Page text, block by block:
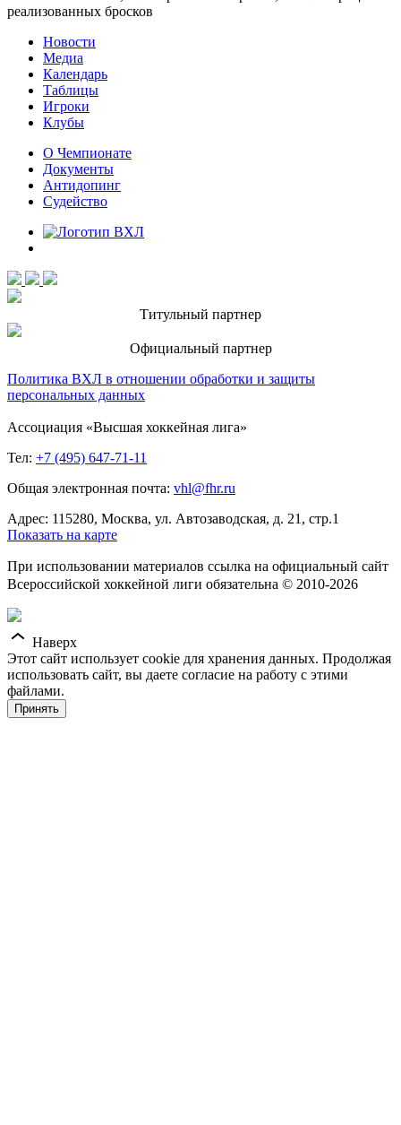
реализованных бросков
Новости
Медиа
Календарь
Таблицы
Игроки
Клубы
О Чемпионате
Документы
Антидопинг
Судейство
Титульный партнер
Официальный партнер
Политика ВХЛ в отношении обработки и защиты
персональных данных
Ассоциация «Высшая хоккейная лига»
Тел: +7 (495) 647-71-11
Общая электронная почта: vhl@fhr.ru
Адрес: 115280, Москва, ул. Автозаводская, д. 21, стр.1
Показать на карте
При использовании материалов ссылка на официальный сайт
Всероссийской хоккейной лиги обязательна © 2010-2026
Наверх
Этот сайт использует cookie для хранения данных. Продолжая
использовать сайт, вы даете согласие на работу с этими
файлами.
Принять